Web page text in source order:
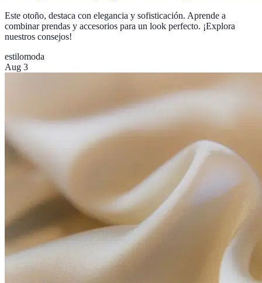
Este otoño, destaca con elegancia y sofisticación. Aprende a
combinar prendas y accesorios para un look perfecto. ¡Explora
nuestros consejos!
estilomoda
Aug 3